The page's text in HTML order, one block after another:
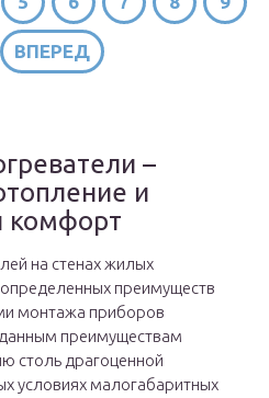
ВПЕРЕД
–
и
комфорт
на стенах жилых
преимуществ
монтажа приборов
преимуществам
столь драгоценной
условиях малогабаритных